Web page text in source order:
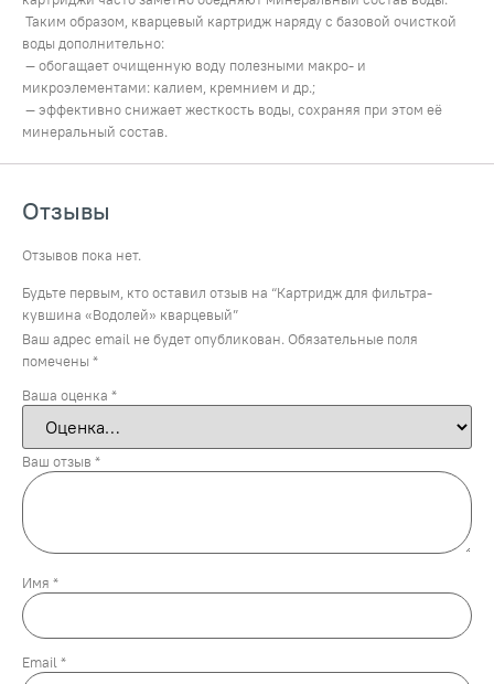
Таким образом, кварцевый картридж наряду с базовой очисткой
воды дополнительно:
— обогащает очищенную воду полезными макро- и
микроэлементами: калием, кремнием и др.;
— эффективно снижает жесткость воды, сохраняя при этом её
минеральный состав.
Отзывы
Отзывов пока нет.
Будьте первым, кто оставил отзыв на “Картридж для фильтра-
кувшина «Водолей» кварцевый”
Ваш адрес email не будет опубликован. Обязательные поля
помечены *
Ваша оценка *
Ваш отзыв *
Имя *
Email*